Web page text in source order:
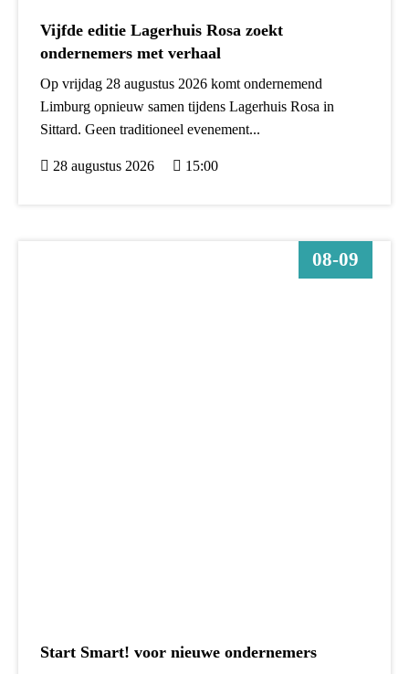
Vijfde editie Lagerhuis Rosa zoekt
ondernemers met verhaal
Op vrijdag 28 augustus 2026 komt ondernemend
Limburg opnieuw samen tijdens Lagerhuis Rosa in
Sittard. Geen traditioneel evenement...
28 augustus 2026 15:00
08-09
Start Smart! voor nieuwe ondernemers